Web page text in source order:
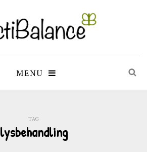
MENU
TAG
lysbehandling